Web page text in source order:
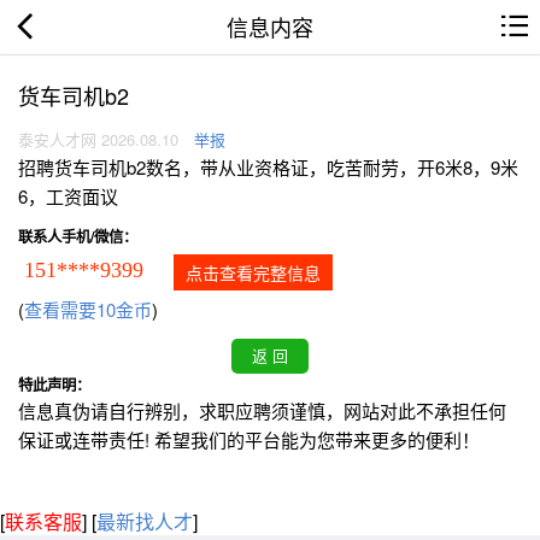
信息内容
货车司机b2
泰安人才网 2026.08.10 举报
招聘货车司机b2数名，带从业资格证，吃苦耐劳，开6米8，9米
6，工资面议
联系人手机/微信：
151****9399 点击查看完整信息
(查看需要10金币)
特此声明：
信息真伪请自行辨别，求职应聘须谨慎，网站对此不承担任何
保证或连带责任! 希望我们的平台能为您带来更多的便利！
[联系客服] [最新找人才]